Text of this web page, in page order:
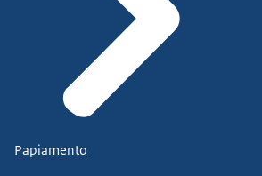
Papiamento